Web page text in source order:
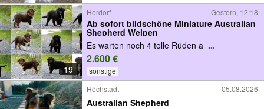
19
Herdorf Gestern, 12:18
Ab sofort bildschöne Miniature Australian
Shepherd Welpen
Es warten noch 4 tolle Rüden a ...
2.600 €
sonstige
Höchstadt 05.08.2026
Australian Shepherd